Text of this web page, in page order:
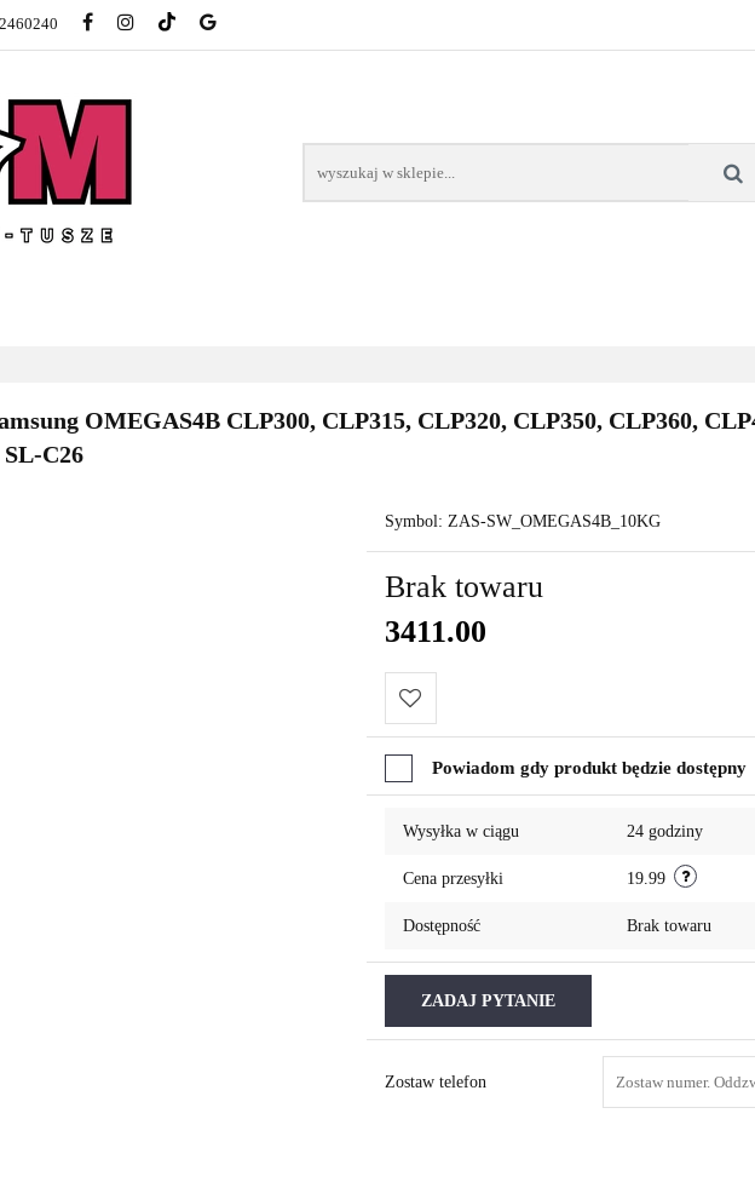
SKLEP TONERY POZNAŃ – GŁOGOWSKA
BLOG
OMEGAS4B CLP300, CLP315, CLP320, CLP350, CLP360,
SL-C26
Symbol: ZAS-SW_OMEGAS4B_10KG
Brak towaru
3411.00
Do
Powiadom gdy produkt będzie dostępny
Wysyłka w ciągu 24 godziny
Cena przesyłki 19.99
Dostępność Brak towaru
ZADAJ PYTANIE
Zostaw telefon